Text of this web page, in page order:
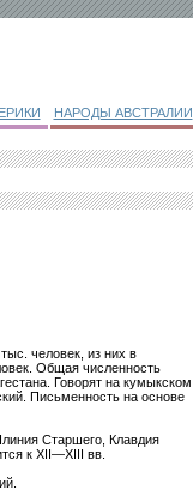
НАРОДЫ АВСТРАЛИИ
человек, из них в
Общая численность
Говорят на кумыкском
Письменность на основе
Старшего, Клавдия
к XII—XIII вв.